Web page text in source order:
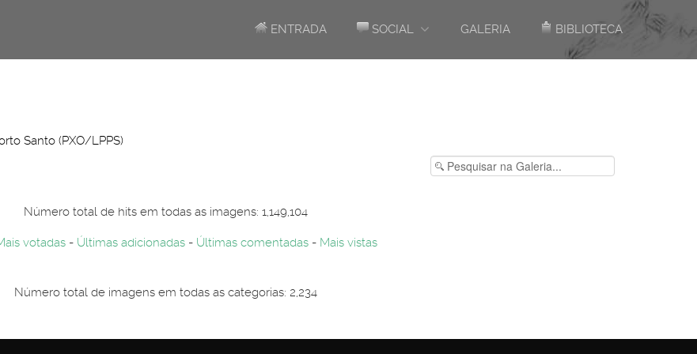
ENTRADA SOCIAL GALERIA BIBLIOTECA
Santo (PXO/LPPS)
Número total de hits em todas as imagens: 1,149,104
votadas - Últimas adicionadas - Últimas comentadas - Mais vistas
Número total de imagens em todas as categorias: 2,234